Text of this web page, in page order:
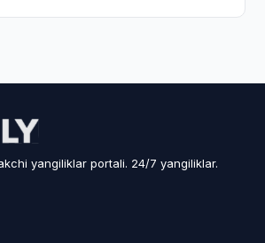
yangiliklar portali. 24/7 yangiliklar.